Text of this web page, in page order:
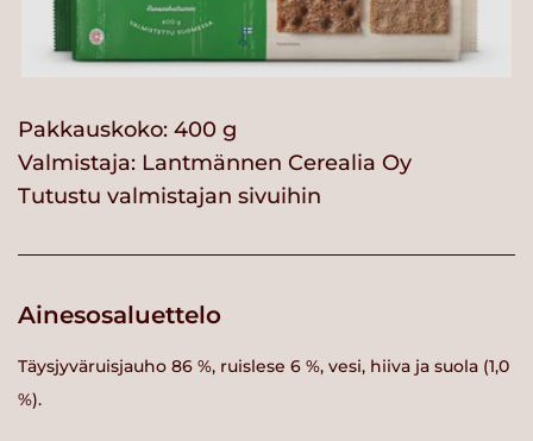
Pakkauskoko: 400 g
Valmistaja: Lantmännen Cerealia Oy
Tutustu valmistajan sivuihin
Ainesosaluettelo
Täysjyväruisjauho 86 %, ruislese 6 %, vesi, hiiva ja suola (1,0
%).